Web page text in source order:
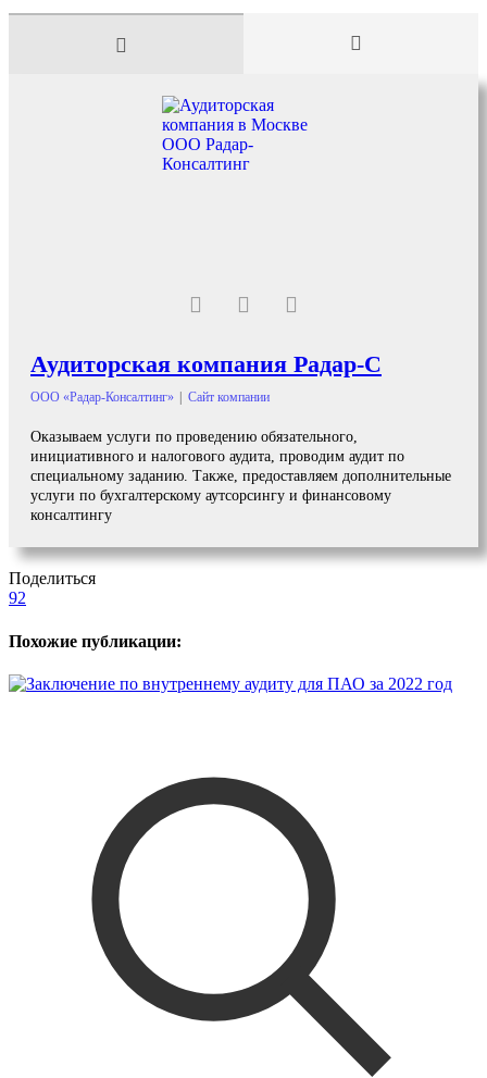
Аудиторская компания Радар-С
ООО «Радар-Консалтинг» Сайт компании
Оказываем услуги по проведению обязательного,
инициативного и налогового аудита, проводим аудит по
специальному заданию. Также, предоставляем дополнительные
услуги по бухгалтерскому аутсорсингу и финансовому
консалтингу
Поделиться
92
Похожие публикации: